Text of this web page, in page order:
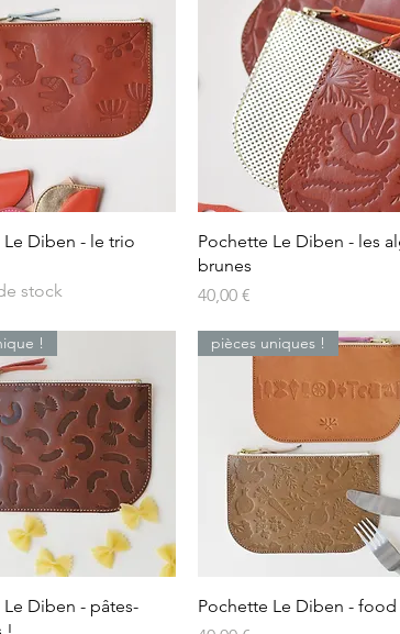
Aperçu rapide
Le Diben - le trio
stock
Aperçu rapide
Pochette Le Diben - les
brunes
Prix
40,00 €
Aperçu rapide
!
Diben - pâtes-
Aperçu rapide
pièces uniques !
Pochette Le Diben - food